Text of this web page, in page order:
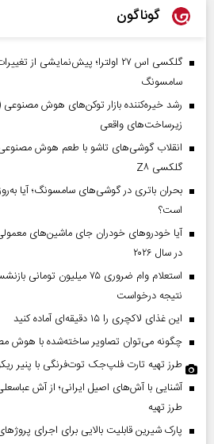
گوناگون
گلکسی اس ۲۷ اولترا؛ پیش‌نمایشی از
سامسونگ
زیرساخت‌های واقعی
انقلاب گوشی‌های تاشو‌ با طعم هوش
گلکسی Z۸
است؟
آیا خودروهای خودران جای ماشین‌های
در سال ۲۰۲۶
استعلام وام ضروری ۷۵
نتیجه درخواست
این غذای لاکچری را ۱۵ دقیقه‌ای آماده کنید
چگونه می‌توان تصاویر ساخته‌شده با هوش
طرز تهیه تارت فلپ‌جک توت‌فرنگی با پنیر
آشنایی با آش‌های اصیل ایرانی؛ از آش
طرز تهیه
پارک شیرین قابلیت‌ بالایی برای اجرای